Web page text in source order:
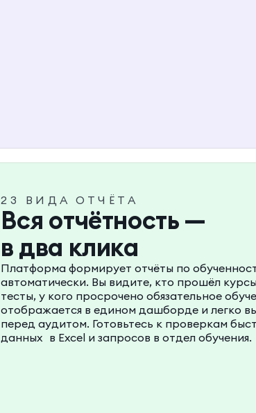
23 ВИДА ОТЧЁТА
Вся отчётность —
в два клика
Платформа формирует отчёты по
автоматически. Вы видите, кто прошёл
тесты, у кого просрочено обязательное
отображается в едином дашборде и легко
перед аудитом. Готовьтесь к проверкам
данных в Excel и запросов в отдел обучения.